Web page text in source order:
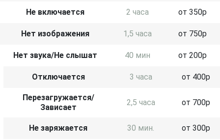
Не включается 2 часа от 350р
Нет изображения 1,5 часа от 750р
Нет звука/Не слышат 40 мин от 200р
Отключается 3 часа от 400р
Перезагружается/
Зависает
2,5 часа от 700р
Не заряжается 30 мин. от 300р